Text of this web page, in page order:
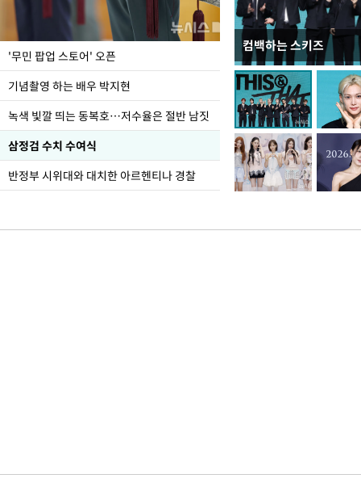
'무민 팝업 스토어' 오픈
기념촬영 하는 배우 박지현
녹색 빛깔 띄는 동복호…저수율은 절반 남짓
삼정검 수치 수여식
반정부 시위대와 대치한 아르헨티나 경찰
컴백하는 스키즈
지석천 뒤덮은 개구리